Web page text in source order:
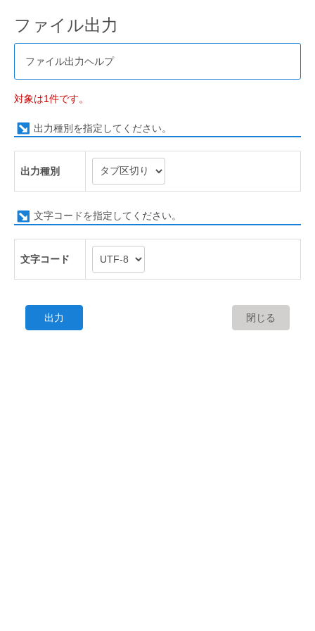
ファイル出力
ファイル出力ヘルプ
対象は1件です。
出力種別を指定してください。
出力種別
文字コードを指定してください。
文字コード